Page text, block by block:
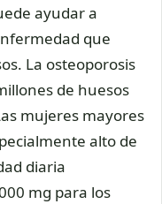
ayudar a
que
La osteoporosis
de huesos
mujeres mayores
alto de
diaria
mg para los